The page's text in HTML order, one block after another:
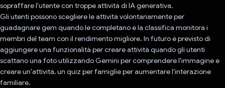
sopraffare l'utente con troppe attività di IA generativa.
Gli utenti possono scegliere le attività volontariamente per
guadagnare gem quando le completano e la classifica monitora i
membri del team con il rendimento migliore. In futuro è previsto di
aggiungere una funzionalità per creare attività quando gli utenti
scattano una foto utilizzando Gemini per comprendere l'immagine e
creare un'attività, un quiz per famiglie per aumentare l'interazione
familiare.